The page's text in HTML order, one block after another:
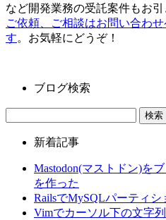
など開発業務の受託案件もお引
ご依頼、ご相談はお問い合わ
す。お気軽にどうぞ！
ブログ検索
新着記事
Mastodon(マストドン)を
を作った
RailsでMySQLパーティ
Vimでカーソル下の文字